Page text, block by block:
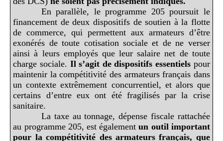
En parallèle, le programme 205 poursuit le
financement de deux dispositifs de soutien à la flotte
de commerce, qui permettent aux armateurs d’être
exonérés de toute cotisation sociale et de ne verser
ainsi à leurs employés que leur salaire net de toute
charge sociale. Il s’agit de dispositifs essentiels pour
maintenir la compétitivité des armateurs français dans
un contexte extrêmement concurrentiel, et alors que
certains d’entre eux ont été fragilisés par la crise
sanitaire.
La taxe au tonnage, dépense fiscale rattachée
au programme 205, est égalementun outil important
pour la compétitivité des armateurs français, que